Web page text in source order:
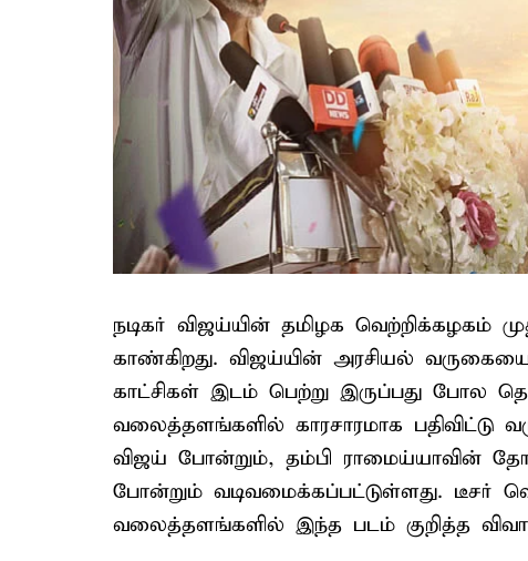
நடிகர் விஜய்யின் தமிழக
காண்கிறது. விஜய்யின் அரசியல்
காட்சிகள் இடம் பெற்று இருப்பது போல
வலைத்தளங்களில் காரசாரமாக பதிவிட்டு
விஜய் போன்றும், தம்பி ராமைய்யாவின்
போன்றும் வடிவமைக்கப்பட்டுள்ளது. டீசர்
வலைத்தளங்களில் இந்த படம் குறித்த